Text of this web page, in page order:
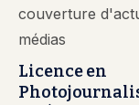
couverture
médias
Licence en